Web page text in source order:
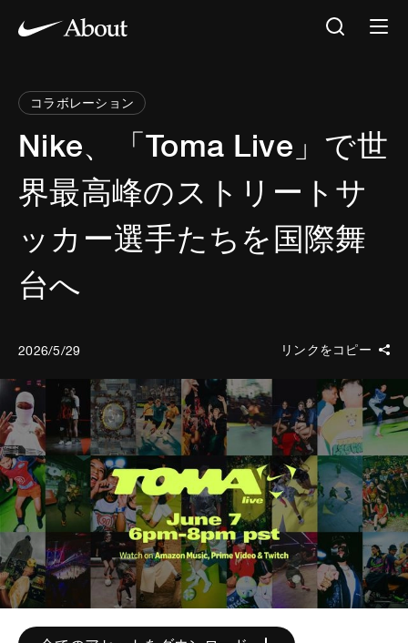
コラボレーション
Nike、「Toma Live」で世
界最高峰のストリートサ
ッカー選手たちを国際舞
台へ
2026/5/29 リンクをコピー